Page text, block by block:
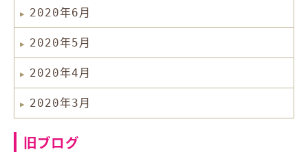
2020年6月
2020年5月
2020年4月
2020年3月
旧ブログ